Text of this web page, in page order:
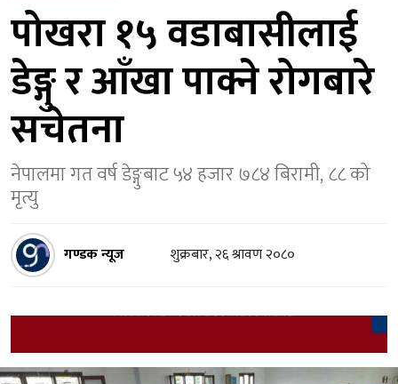
पोखरा १५ वडाबासीलाई
डेङ्गु र आँखा पाक्ने रोगबारे
सचेतना
नेपालमा गत वर्ष डेङ्गुबाट ५४ हजार ७८४ बिरामी, ८८ को
मृत्यु
गण्डक न्यूज शुक्रबार, २६ श्रावण २०८०